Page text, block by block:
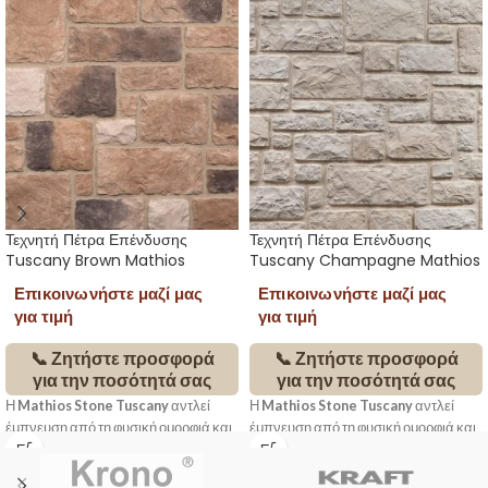
Τεχνητή Πέτρα Επένδυσης
Tuscany Brown Mathios
Επικοινωνήστε μαζί μας
για τιμή
📞 Ζητήστε προσφορά
για την ποσότητά σας
Η Mathios Stone Tuscanyαντλεί
έμπνευση από τη φυσική ομορφιά και
την παραδοσιακή αρχιτεκτονική της
Τοσκάνης. Με ανομοιόμορφες φόρμες
Τεχνητή Πέτρα Επένδυσης
Tuscany Champagne Mathios
Επικοινωνήστε μαζί μας
για τιμή
📞 Ζητήστε προσφορά
για την ποσότητά σας
Η Mathios Stone Tuscanyαντλεί
έμπνευση από τη φυσική ομορφιά και
την παραδοσιακή αρχιτεκτονική της
Τοσκάνης. Με ανομοιόμορφες φόρμες